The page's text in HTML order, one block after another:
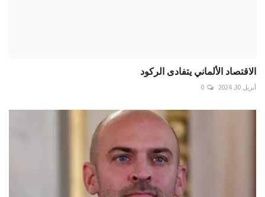
وزير الخارجية الفرنسي ردًا على ترامب: سنرد إذا تعرضت مص...